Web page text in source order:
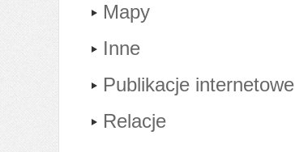
Mapy
Inne
Publikacje internetowe
Relacje